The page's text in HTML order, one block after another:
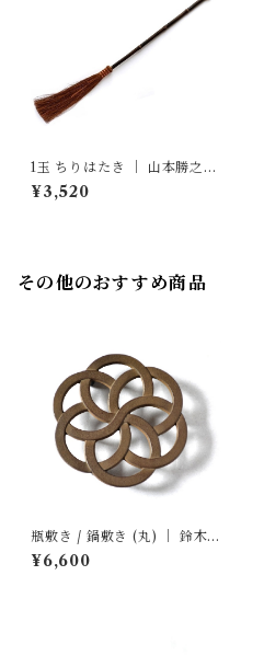
1玉 ちりはたき ｜ 山本勝之助
商店
¥3,520
その他のおすすめ商品
瓶敷き / 鍋敷き (丸) ｜ 鈴木盛
久工房
¥6,600